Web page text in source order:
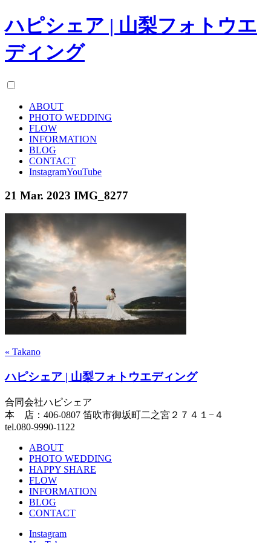
ハピシェア | 山梨フォトウエ
ディング
ABOUT
PHOTO WEDDING
FLOW
INFORMATION
BLOG
CONTACT
InstagramYouTube
21 Mar. 2023 IMG_8277
« Takano
ハピシェア | 山梨フォトウエディング
合同会社ハピシェア
本 店：406-0807 笛吹市御坂町二之宮２７４１−４
tel.080-9990-1122
ABOUT
PHOTO WEDDING
HAPPY SHARE
FLOW
INFORMATION
BLOG
CONTACT
Instagram